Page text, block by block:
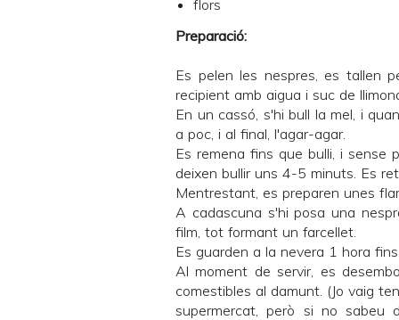
flors
Preparació:
Es pelen les nespres, es tallen
recipient amb aigua i suc de
En un cassó, s'hi bull la mel, i
a poc, i al final, l'agar-agar.
Es remena fins que bulli, i sense
deixen bullir uns 4-5 minuts. Es
Mentrestant, es preparen unes
A cadascuna s'hi posa una
film, tot formant un farcellet.
Es guarden a la nevera 1 hora
Al moment de servir, es
comestibles al damunt. (Jo vaig
supermercat, però si no sabeu